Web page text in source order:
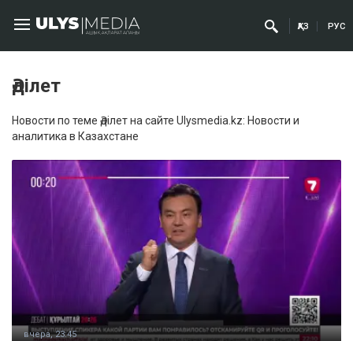
ҚАЗ РУС
Әділет
Новости по теме Әділет на сайте Ulysmedia.kz: Новости и
аналитика в Казахстане
вчера, 23:45